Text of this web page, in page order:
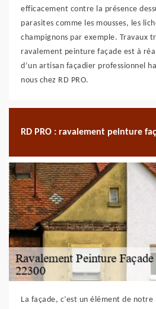
efficacement contre la présence
parasites comme les mousses, les
champignons par exemple. Travaux
ravalement peinture façade est à
d’un artisan façadier professionnel
nous chez RD PRO.
RD PRO : ravalement peinture
La façade, c’est un élément de